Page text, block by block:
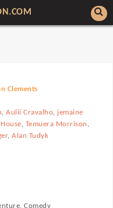
Clements
,Aulii Cravalho, jemaine
, Temuera Morrison ,
,Alan Tudyk
Comedy